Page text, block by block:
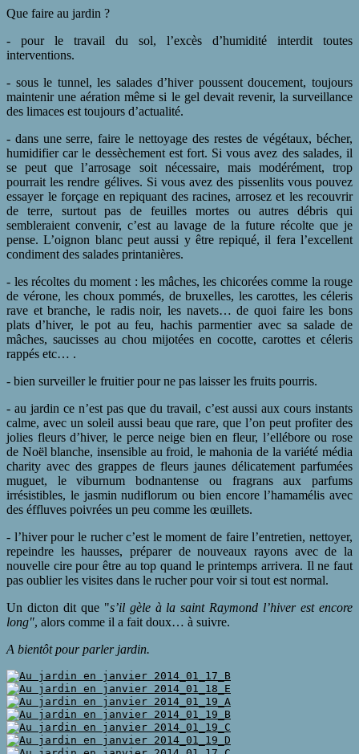
Que faire au jardin ?
- pour le travail du sol, l’excès d’humidité interdit toutes
interventions.
- sous le tunnel, les salades d’hiver poussent doucement, toujours
maintenir une aération même si le gel devait revenir, la surveillance
des limaces est toujours d’actualité.
- dans une serre, faire le nettoyage des restes de végétaux, bécher,
humidifier car le dessèchement est fort. Si vous avez des salades, il
se peut que l’arrosage soit nécessaire, mais modérément, trop
pourrait les rendre gélives. Si vous avez des pissenlits vous pouvez
essayer le forçage en repiquant des racines, arrosez et les recouvrir
de terre, surtout pas de feuilles mortes ou autres débris qui
sembleraient convenir, c’est au lavage de la future récolte que je
pense. L’oignon blanc peut aussi y être repiqué, il fera l’excellent
condiment des salades printanières.
- les récoltes du moment : les mâches, les chicorées comme la rouge
de vérone, les choux pommés, de bruxelles, les carottes, les céleris
rave et branche, le radis noir, les navets… de quoi faire les bons
plats d’hiver, le pot au feu, hachis parmentier avec sa salade de
mâches, saucisses au chou mijotées en cocotte, carottes et céleris
rappés etc… .
- bien surveiller le fruitier pour ne pas laisser les fruits pourris.
- au jardin ce n’est pas que du travail, c’est aussi aux cours instants
calme, avec un soleil aussi beau que rare, que l’on peut profiter des
jolies fleurs d’hiver, le perce neige bien en fleur, l’ellébore ou rose
de Noël blanche, insensible au froid, le mahonia de la variété média
charity avec des grappes de fleurs jaunes délicatement parfumées
muguet, le viburnum bodnantense ou fragrans aux parfums
irrésistibles, le jasmin nudiflorum ou bien encore l’hamamélis avec
des éffluves poivrées un peu comme les œuillets.
- l’hiver pour le rucher c’est le moment de faire l’entretien, nettoyer,
repeindre les hausses, préparer de nouveaux rayons avec de la
nouvelle cire pour être au top quand le printemps arrivera. Il ne faut
pas oublier les visites dans le rucher pour voir si tout est normal.
Un dicton dit que "s’il gèle à la saint Raymond l’hiver est encore
long", alors comme il a fait doux… à suivre.
A bientôt pour parler jardin.